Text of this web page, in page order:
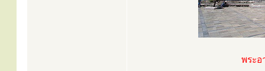
พระอ